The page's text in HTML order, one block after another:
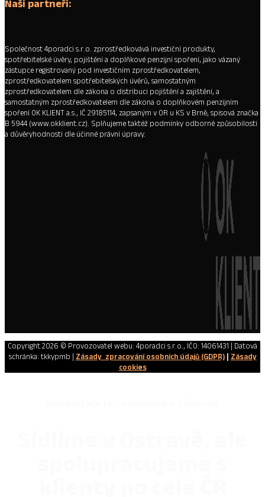
Naši partneři:
Společnost 4poradci s.r.o. zprostředkovává investiční produkty,
spotřebitelské úvěry, pojištění a doplňkové penzijní spoření, jako vázaný
zástupce registrovaný pod investičním zprostředkovatelem,
zprostředkovatelem spotřebitelských úvěrů, samostatným
zprostředkovatelem dle zákona o distribuci pojištění a zajištění, a
samostatným zprostředkovatelem dle zákona o doplňkovém penzijním
spoření OK KLIENT a.s., IČ 29185114, zapsaným v OR u KS v Brně, spisová značka
B 5944 (www.okklient.cz). Splňujeme taktéž podmínky odborné způsobilosti
a důvěryhodnosti dle účinné právní úpravy.
Copyright 2026 © Provozovatel webu: 4poradci s.r.o., IČO: 14061431 | Datová
schránka: tkkypmb | Zásady zpracování osobních údajů (GDPR)| Zásady
cookies